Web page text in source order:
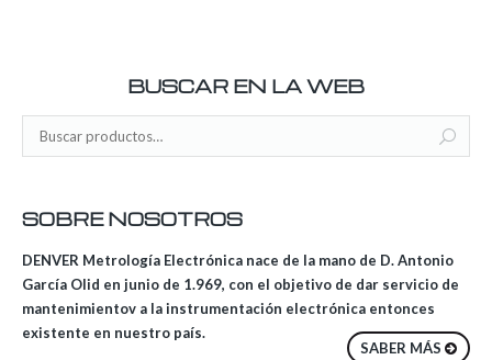
BUSCAR EN LA WEB
SOBRE NOSOTROS
DENVER Metrología Electrónica nace de la mano de D. Antonio
García Olid en junio de 1.969, con el objetivo de dar servicio de
mantenimientov a la instrumentación electrónica entonces
existente en nuestro país.
SABER MÁS